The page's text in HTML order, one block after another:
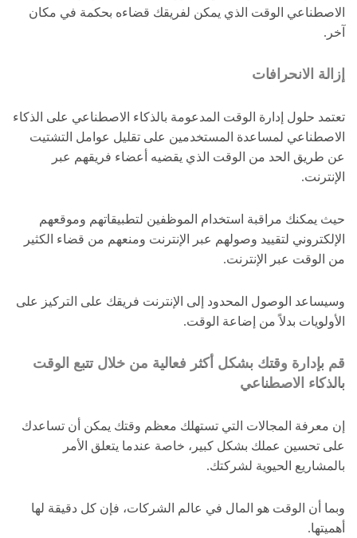
الاصطناعي الوقت الذي يمكن لفريقك قضاءه بحكمة في مكان
آخر.
إزالة الانحرافات
تعتمد حلول إدارة الوقت المدعومة بالذكاء الاصطناعي على الذكاء
الاصطناعي لمساعدة المستخدمين على تقليل عوامل التشتيت
عن طريق الحد من الوقت الذي يقضيه أعضاء فريقهم عبر
الإنترنت.
حيث يمكنك مراقبة استخدام الموظفين لتطبيقاتهم وموقعهم
الإلكتروني لتقييد وصولهم عبر الإنترنت ومنعهم من قضاء الكثير
من الوقت عبر الإنترنت.
وسيساعد الوصول المحدود إلى الإنترنت فريقك على التركيز على
الأولويات بدلاً من إضاعة الوقت.
قم بإدارة وقتك بشكل أكثر فعالية من خلال تتبع الوقت
بالذكاء الاصطناعي
إن معرفة المجالات التي تستهلك معظم وقتك يمكن أن تساعدك
على تحسين عملك بشكل كبير، خاصة عندما يتعلق الأمر
بالمشاريع الحيوية لشركتك.
وبما أن الوقت هو المال في عالم الشركات، فإن كل دقيقة لها
أهميتها.